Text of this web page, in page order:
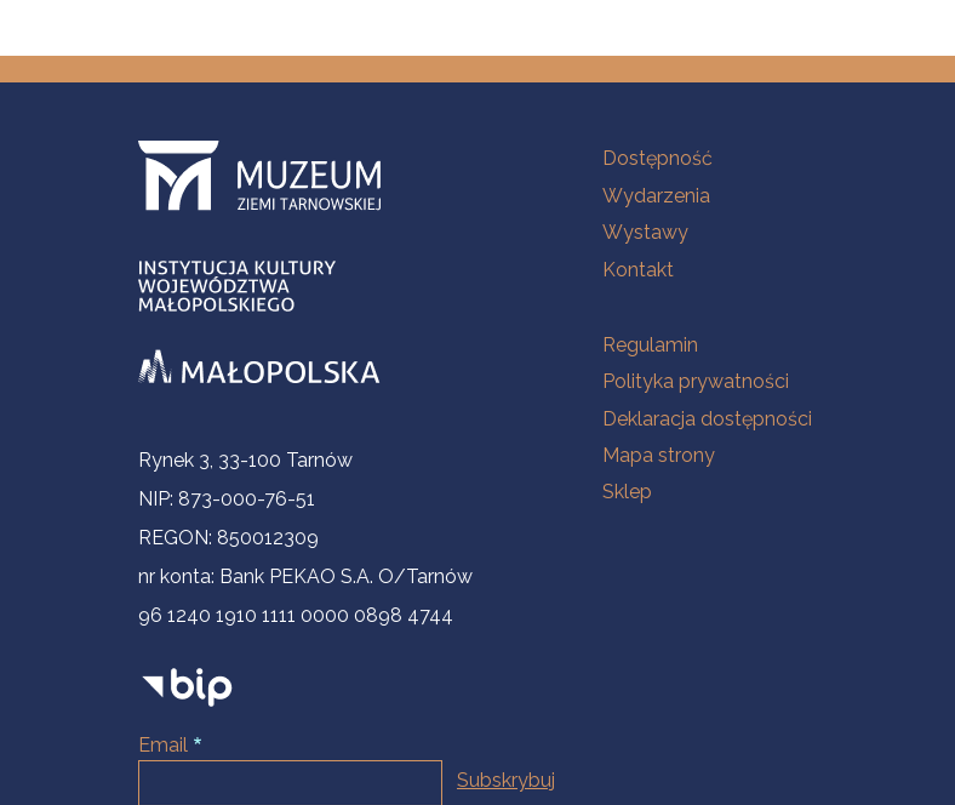
Informacje kontaktowe
Rynek 3, 33-100 Tarnów
NIP: 873-000-76-51
REGON: 850012309
nr konta: Bank PEKAO S.A. O/Tarnów
96 1240 1910 1111 0000 0898 4744
Email
Na skróty
Dostępność
Wydarzenia
Wystawy
Kontakt
Na skróty
Regulamin
Polityka prywatności
Deklaracja dostępności
Mapa strony
Sklep